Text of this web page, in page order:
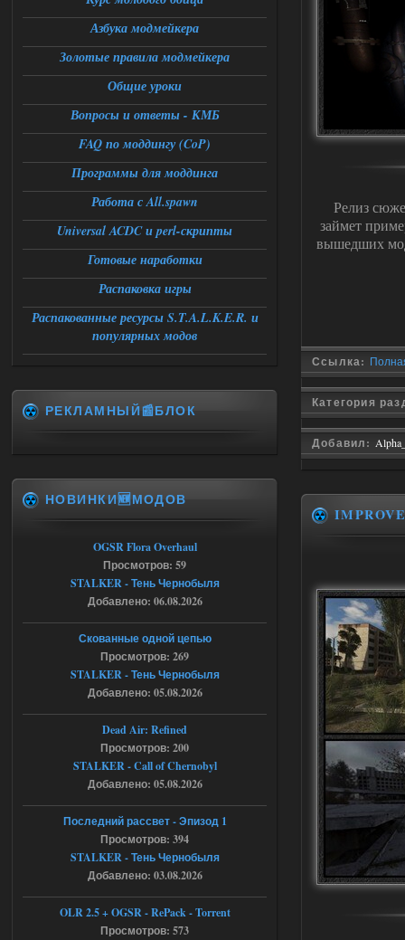
Релиз
займет
вышедших
Ссылка:
Категория
Добавил:
Поставил на чистый сталкер
10006, сразу
msg_box_kicked_by_server:picture
Ответить ➤
06.08.2026
Спавнер + Правки + Античит - Dead
City Final
Stalker-Mods-Clan-su
Доступно только для пользователей
Ответить ➤
06.08.2026
Спавнер + Правки + Античит - Dead
City Final
Michman1970
06.08.2026
как изменить макс сумму
ставки в файлах чтобы
Ответить ➤
Тайна Зоны - Remaster 2026
Stalker-Mods-Clan-su
Доступно только для пользователей
Ответить ➤
05.08.2026
Тайна Зоны - Remaster 2026
AndreySA
патч я установил после
установки мода, да, ладно,
наверное вы правы придется ожидать
Тайна Зоны - Remaster 2026
Stalker-Mods-Clan-su
Азбука модмейкера
Золотые правила модмейкера
Общие уроки
Вопросы и ответы - КМБ
FAQ по моддингу (CoP)
Программы для моддинга
Работа с All.spawn
Universal ACDC и perl-скрипты
Готовые наработки
Распаковка игры
Распакованные ресурсы S.T.A.L.K.E.R. и
популярных модов
РЕКЛАМНЫЙ📰БЛОК
НОВИНКИ🆕МОДОВ
OGSR Flora Overhaul
Просмотров: 59
STALKER - Тень Чернобыля
Добавлено: 06.08.2026
Скованные одной цепью
Просмотров: 269
STALKER - Тень Чернобыля
Добавлено: 05.08.2026
Dead Air: Refined
Просмотров: 200
STALKER - Call of Chernobyl
Добавлено: 05.08.2026
Последний рассвет - Эпизод 1
Просмотров: 394
STALKER - Тень Чернобыля
Добавлено: 03.08.2026
OLR 2.5 + OGSR - RePack - Torrent
Просмотров: 573